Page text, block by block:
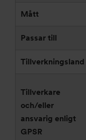
Mått
Passar till
Tillverkningsland
Tillverkare
och/eller
ansvarig enligt
GPSR